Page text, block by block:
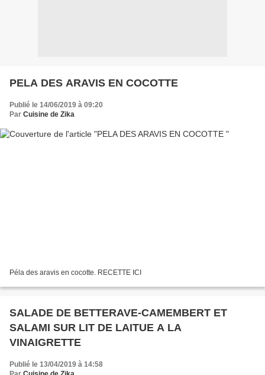
PELA DES ARAVIS EN COCOTTE
Publié le 14/06/2019 à 09:20
Par Cuisine de Zika
Péla des aravis en cocotte. RECETTE ICI
SALADE DE BETTERAVE-CAMEMBERT ET
SALAMI SUR LIT DE LAITUE A LA
VINAIGRETTE
Publié le 13/04/2019 à 14:58